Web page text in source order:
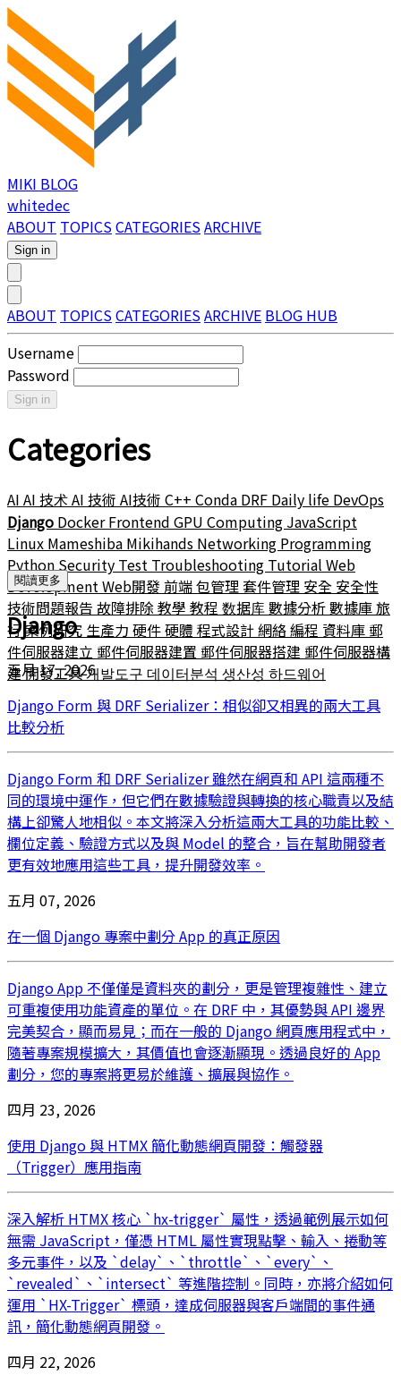
MIKI BLOG
whitedec
ABOUT TOPICSCATEGORIESARCHIVE
Sign in
ABOUT TOPICSCATEGORIESARCHIVE BLOG HUB
Username
Password
Sign in
Categories
AI AI 技术AI 技術 AI技術 C++ Conda DRF Daily life DevOps
Django DockerFrontend GPU Computing JavaScript
Linux Mameshiba Mikihands Networking Programming
PythonSecurity Test Troubleshooting Tutorial Web
DevelopmentWeb開發前端包管理套件管理 安全 安全性
技術問題報告 故障排除教學 教程 数据库數據分析數據庫旅
行 案例研究 生產力 硬件硬體 程式設計網絡編程 資料庫 郵
件伺服器建立 郵件伺服器建置 郵件伺服器搭建 郵件伺服器構
建開發工具개발도구 데이터분석 생산성 하드웨어
閱讀更多
Django
五月 17, 2026
Django Form 與 DRF Serializer：相似卻又相異的兩大工具
比較分析
Django Form 和 DRF Serializer 雖然在網頁和 API 這兩種不
同的環境中運作，但它們在數據驗證與轉換的核心職責以及結
構上卻驚人地相似。本文將深入分析這兩大工具的功能比較、
欄位定義、驗證方式以及與 Model 的整合，旨在幫助開發者
更有效地應用這些工具，提升開發效率。
五月 07, 2026
在一個 Django 專案中劃分 App 的真正原因
Django App 不僅僅是資料夾的劃分，更是管理複雜性、建立
可重複使用功能資產的單位。在 DRF 中，其優勢與 API 邊界
完美契合，顯而易見；而在一般的 Django 網頁應用程式中，
隨著專案規模擴大，其價值也會逐漸顯現。透過良好的 App
劃分，您的專案將更易於維護、擴展與協作。
四月 23, 2026
使用 Django 與 HTMX 簡化動態網頁開發：觸發器
（Trigger）應用指南
深入解析 HTMX 核心 `hx-trigger` 屬性，透過範例展示如何
無需 JavaScript，僅憑 HTML 屬性實現點擊、輸入、捲動等
多元事件，以及 `delay`、`throttle`、`every`、
`revealed`、`intersect` 等進階控制。同時，亦將介紹如何
運用 `HX-Trigger` 標頭，達成伺服器與客戶端間的事件通
訊，簡化動態網頁開發。
四月 22, 2026